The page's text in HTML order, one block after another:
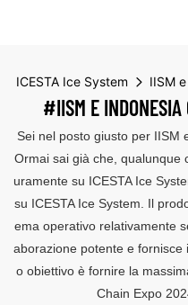
ICESTA Ice System IISM
#IISM E
Sei nel posto giusto per IISM
Ormai sai già che, qualunque
uramente su ICESTA Ice
su ICESTA Ice System. Il
ema operativo relativamente
aborazione potente e
o obiettivo è fornire la
Chain Expo